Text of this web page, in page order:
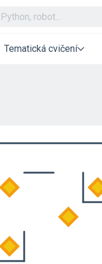
Tematická cvičení